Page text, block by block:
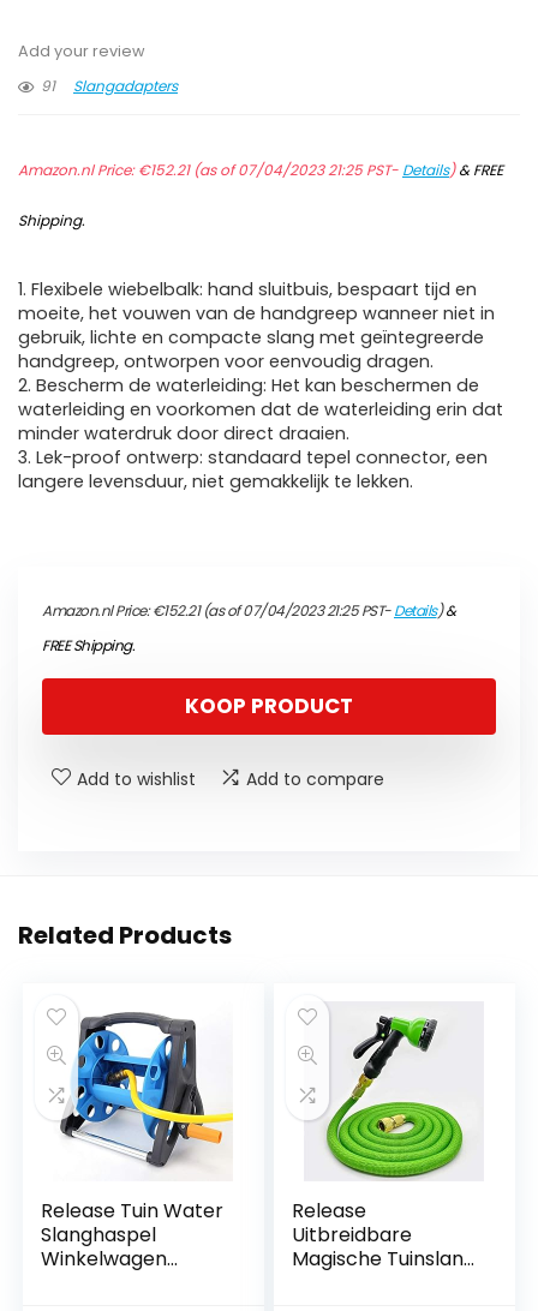
Add your review
91
Slangadapters
Amazon.nl Price:€152.21(as of 07/04/2023 21:25 PST- Details)&FREE
Shipping.
1. Flexibele wiebelbalk: hand sluitbuis, bespaart tijd en
moeite, het vouwen van de handgreep wanneer niet in
gebruik, lichte en compacte slang met geïntegreerde
handgreep, ontworpen voor eenvoudig dragen.
2. Bescherm de waterleiding: Het kan beschermen de
waterleiding en voorkomen dat de waterleiding erin dat
minder waterdruk door direct draaien.
3. Lek-proof ontwerp: standaard tepel connector, een
langere levensduur, niet gemakkelijk te lekken.
Amazon.nl Price:€152.21(as of 07/04/2023 21:25 PST-Details)&
FREE Shipping.
KOOP PRODUCT
Add to wishlist Add to compare
Related Products
Release Tuin Water
Slanghaspel
Winkelwagen
Release
Uitbreidbare
Magische Tuinslang